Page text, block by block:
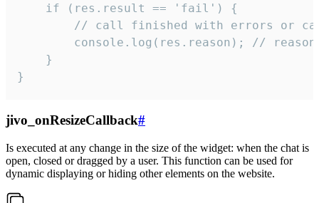
    if (res.result == 'fail') {
// call finished with errors or
console.log(res.reason); //
    }
}
jivo_onResizeCallback#
Is executed at any change in the size of the widget: when the chat is
open, closed or dragged by a user. This function can be used for
dynamic displaying or hiding other elements on the website.